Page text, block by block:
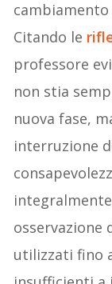
Citando le
professore
non stia
nuova fase,
interruzione
osservazione
utilizzati fino